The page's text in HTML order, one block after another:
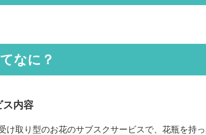
なに？
ス内容
け取り型のお花のサブスクサービスで、花瓶を持